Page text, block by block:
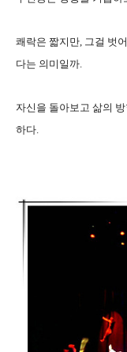
쾌락은 짧지만, 그걸 벗
다는 의미일까.
자신을 돌아보고 삶의
하다.